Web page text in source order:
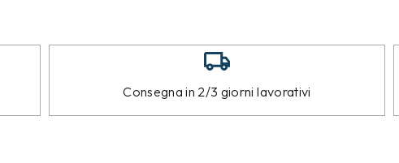
Consegna in 2/3 giorni lavorativi